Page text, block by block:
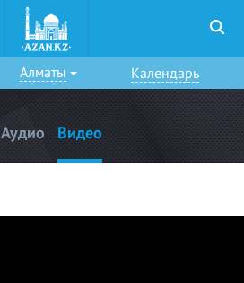
Алматы Календарь
Аудио Видео